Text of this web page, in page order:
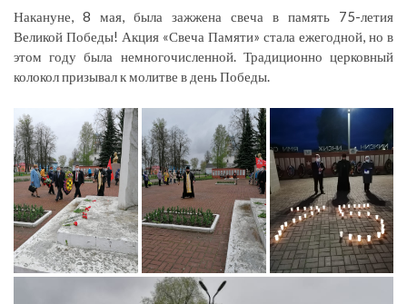
Накануне, 8 мая, была зажжена свеча в память 75-летия
Великой Победы! Акция «Свеча Памяти» стала ежегодной, но в
этом году была немногочисленной. Традиционно церковный
колокол призывал к молитве в день Победы.